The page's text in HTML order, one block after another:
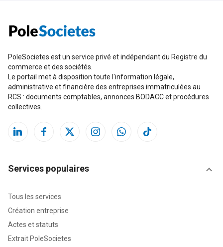
PoleSocietes est un service privé et indépendant du Registre du
commerce et des sociétés.
Le portail met à disposition toute l'information légale,
administrative et financière des entreprises immatriculées au
RCS : documents comptables, annonces BODACC et procédures
collectives.
Services populaires
Tous les services
Création entreprise
Actes et statuts
Extrait PoleSocietes